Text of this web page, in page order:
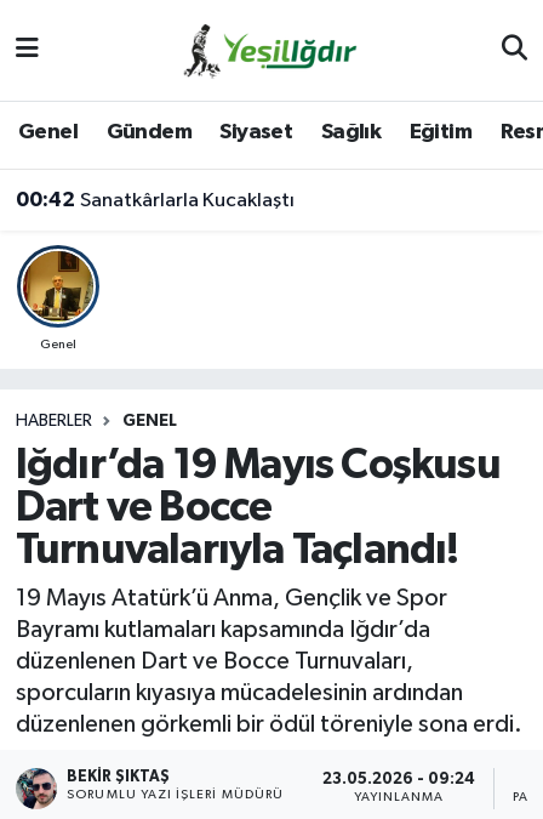
Genel Gündem Siyaset Sağlık Eğitim
00:42 Sanatkârlarla Kucaklaştı
17:24 Kamyona çarpan tırın kupası dorseden ayrıldı: 1 ağır yaralı
Genel
HABERLER GENEL
Iğdır’da 19 Mayıs Coşkusu
Dart ve Bocce
Turnuvalarıyla Taçlandı!
19 Mayıs Atatürk’ü Anma, Gençlik ve Spor
Bayramı kutlamaları kapsamında Iğdır’da
düzenlenen Dart ve Bocce Turnuvaları,
sporcuların kıyasıya mücadelesinin ardından
düzenlenen görkemli bir ödül töreniyle sona erdi.
BEKIR ŞIKTAŞ
SORUMLU YAZI İŞLERI MÜDÜRÜ
23.05.2026 - 09:24
YAYINLANMA
Iğdır Trafik Yoğunluk Haritası
Süper Lig Puan Durumu ve Fikstür
Son Dakika Haberleri
Haber Arşivi